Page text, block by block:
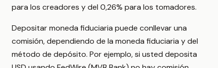
para los creadores y del 0,26% para los tomadores.
Depositar moneda fiduciaria puede conllevar una
comisión, dependiendo de la moneda fiduciaria y del
método de depósito. Por ejemplo, si usted deposita